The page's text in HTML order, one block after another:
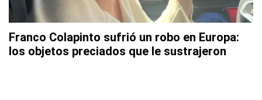
Franco Colapinto sufrió un robo en Europa:
los objetos preciados que le sustrajeron